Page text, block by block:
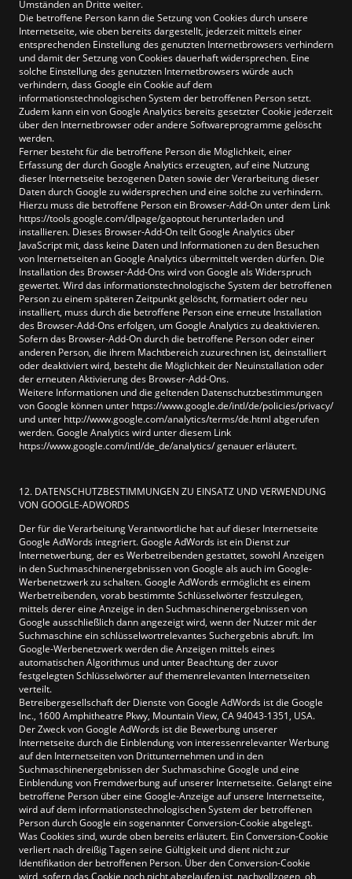
Umständen an Dritte weiter.
Die betroffene Person kann die Setzung von Cookies durch unsere
Internetseite, wie oben bereits dargestellt, jederzeit mittels einer
entsprechenden Einstellung des genutzten Internetbrowsers verhindern
und damit der Setzung von Cookies dauerhaft widersprechen. Eine
solche Einstellung des genutzten Internetbrowsers würde auch
verhindern, dass Google ein Cookie auf dem
informationstechnologischen System der betroffenen Person setzt.
Zudem kann ein von Google Analytics bereits gesetzter Cookie jederzeit
über den Internetbrowser oder andere Softwareprogramme gelöscht
werden.
Ferner besteht für die betroffene Person die Möglichkeit, einer
Erfassung der durch Google Analytics erzeugten, auf eine Nutzung
dieser Internetseite bezogenen Daten sowie der Verarbeitung dieser
Daten durch Google zu widersprechen und eine solche zu verhindern.
Hierzu muss die betroffene Person ein Browser-Add-On unter dem Link
https://tools.google.com/dlpage/gaoptout herunterladen und
installieren. Dieses Browser-Add-On teilt Google Analytics über
JavaScript mit, dass keine Daten und Informationen zu den Besuchen
von Internetseiten an Google Analytics übermittelt werden dürfen. Die
Installation des Browser-Add-Ons wird von Google als Widerspruch
gewertet. Wird das informationstechnologische System der betroffenen
Person zu einem späteren Zeitpunkt gelöscht, formatiert oder neu
installiert, muss durch die betroffene Person eine erneute Installation
des Browser-Add-Ons erfolgen, um Google Analytics zu deaktivieren.
Sofern das Browser-Add-On durch die betroffene Person oder einer
anderen Person, die ihrem Machtbereich zuzurechnen ist, deinstalliert
oder deaktiviert wird, besteht die Möglichkeit der Neuinstallation oder
der erneuten Aktivierung des Browser-Add-Ons.
Weitere Informationen und die geltenden Datenschutzbestimmungen
von Google können unter https://www.google.de/intl/de/policies/privacy/
und unter http://www.google.com/analytics/terms/de.html abgerufen
werden. Google Analytics wird unter diesem Link
https://www.google.com/intl/de_de/analytics/ genauer erläutert.
12. DATENSCHUTZBESTIMMUNGEN ZU EINSATZ UND VERWENDUNG
VON GOOGLE-ADWORDS
Der für die Verarbeitung Verantwortliche hat auf dieser Internetseite
Google AdWords integriert. Google AdWords ist ein Dienst zur
Internetwerbung, der es Werbetreibenden gestattet, sowohl Anzeigen
in den Suchmaschinenergebnissen von Google als auch im Google-
Werbenetzwerk zu schalten. Google AdWords ermöglicht es einem
Werbetreibenden, vorab bestimmte Schlüsselwörter festzulegen,
mittels derer eine Anzeige in den Suchmaschinenergebnissen von
Google ausschließlich dann angezeigt wird, wenn der Nutzer mit der
Suchmaschine ein schlüsselwortrelevantes Suchergebnis abruft. Im
Google-Werbenetzwerk werden die Anzeigen mittels eines
automatischen Algorithmus und unter Beachtung der zuvor
festgelegten Schlüsselwörter auf themenrelevanten Internetseiten
verteilt.
Betreibergesellschaft der Dienste von Google AdWords ist die Google
Inc., 1600 Amphitheatre Pkwy, Mountain View, CA 94043-1351, USA.
Der Zweck von Google AdWords ist die Bewerbung unserer
Internetseite durch die Einblendung von interessenrelevanter Werbung
auf den Internetseiten von Drittunternehmen und in den
Suchmaschinenergebnissen der Suchmaschine Google und eine
Einblendung von Fremdwerbung auf unserer Internetseite. Gelangt eine
betroffene Person über eine Google-Anzeige auf unsere Internetseite,
wird auf dem informationstechnologischen System der betroffenen
Person durch Google ein sogenannter Conversion-Cookie abgelegt.
Was Cookies sind, wurde oben bereits erläutert. Ein Conversion-Cookie
verliert nach dreißig Tagen seine Gültigkeit und dient nicht zur
Identifikation der betroffenen Person. Über den Conversion-Cookie
wird, sofern das Cookie noch nicht abgelaufen ist, nachvollzogen, ob